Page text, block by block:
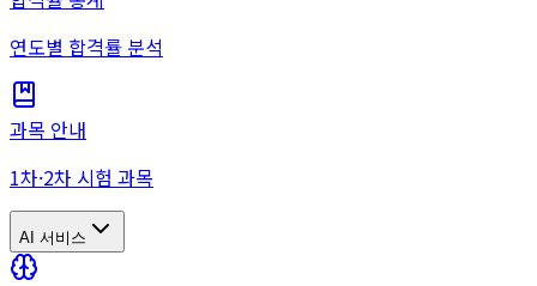
연도별 합격률 분석
과목 안내
1차·2차 시험 과목
AI 서비스